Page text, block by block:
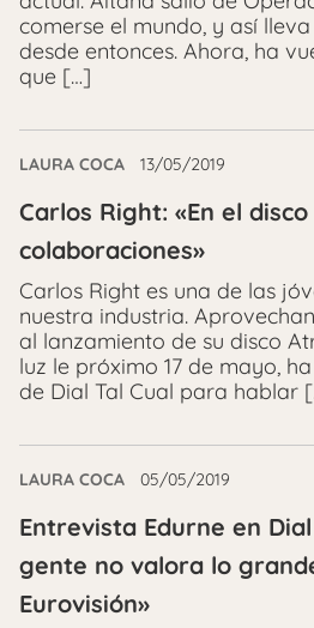
comerse el mundo, y así
desde entonces. Ahora, ha
que […]
LAURA COCA 13/05/2019
Carlos Right: «En el
colaboraciones»
Carlos Right es una de las
nuestra industria.
al lanzamiento de su disco
luz le próximo 17 de mayo,
de Dial Tal Cual para hablar
LAURA COCA 05/05/2019
Entrevista Edurne en
gente no valora lo
Eurovisión»